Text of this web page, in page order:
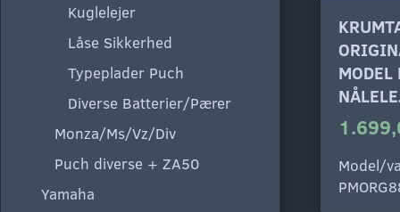
Kuglelejer
Låse Sikkerhed
Typeplader Puch
Diverse Batterier/Pærer
Monza/Ms/Vz/Div
Puch diverse + ZA50
Yamaha
MODEL
Model/